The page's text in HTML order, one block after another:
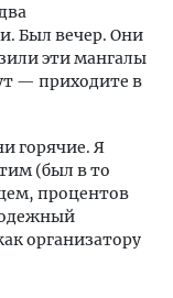
Был вечер. Они
эти мангалы
— приходите в
горячие. Я
(был в то
процентов
организатору